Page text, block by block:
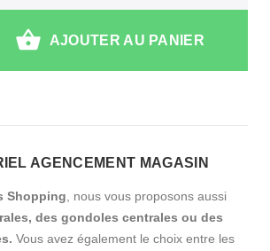
AJOUTER AU PANIER
AGENCEMENT MAGASIN
Shopping , nous vous proposons aussi
des gondoles centrales ou des
Vous avez également le choix entre les